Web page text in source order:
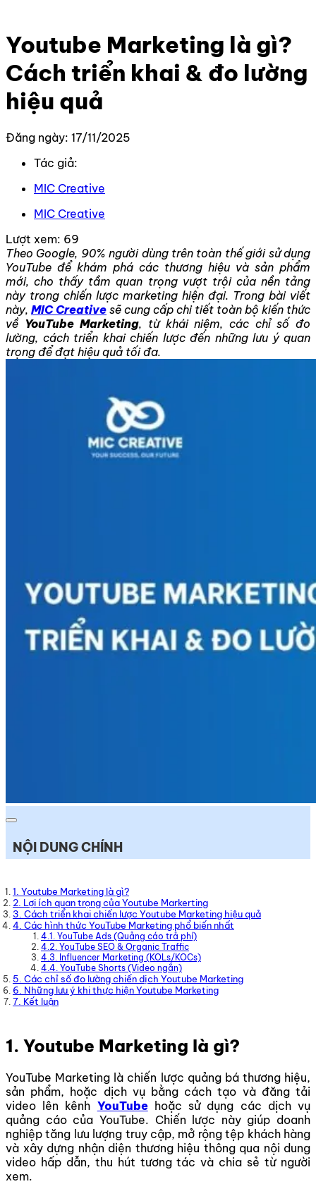
Youtube Marketing là gì?
Cách triển khai & đo lường
hiệu quả
Đăng ngày: 17/11/2025
Tác giả:
MIC Creative
MIC Creative
Lượt xem: 69
Theo Google, 90% người dùng trên toàn thế giới sử dụng
YouTube để khám phá các thương hiệu và sản phẩm
mới, cho thấy tầm quan trọng vượt trội của nền tảng
này trong chiến lược marketing hiện đại. Trong bài viết
này, MIC Creative sẽ cung cấp chi tiết toàn bộ kiến thức
về YouTube Marketing, từ khái niệm, các chỉ số đo
lường, cách triển khai chiến lược đến những lưu ý quan
trọng để đạt hiệu quả tối đa.
NỘI DUNG CHÍNH
1. Youtube Marketing là gì?
2. Lợi ích quan trọng của Youtube Markerting
3. Cách triển khai chiến lược Youtube Marketing hiệu quả
4. Các hình thức YouTube Marketing phổ biến nhất
4.1. YouTube Ads (Quảng cáo trả phí)
4.2. YouTube SEO & Organic Traffic
4.3. Influencer Marketing (KOLs/KOCs)
4.4. YouTube Shorts (Video ngắn)
5. Các chỉ số đo lường chiến dịch Youtube Marketing
6. Những lưu ý khi thực hiện Youtube Marketing
7. Kết luận
1. Youtube Marketing là gì?
YouTube Marketing là chiến lược quảng bá thương hiệu,
sản phẩm, hoặc dịch vụ bằng cách tạo và đăng tải
video lên kênh YouTubehoặc sử dụng các dịch vụ
quảng cáo của YouTube. Chiến lược này giúp doanh
nghiệp tăng lưu lượng truy cập, mở rộng tệp khách hàng
và xây dựng nhận diện thương hiệu thông qua nội dung
video hấp dẫn, thu hút tương tác và chia sẻ từ người
xem.